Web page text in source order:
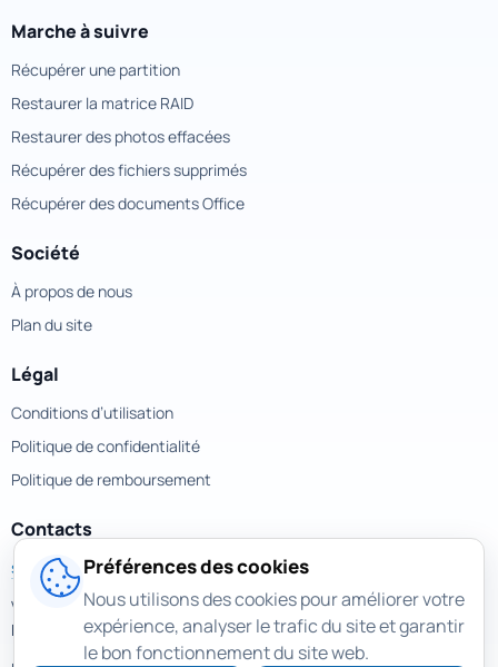
Marche à suivre
Récupérer une partition
Restaurer la matrice RAID
Restaurer des photos effacées
Récupérer des fichiers supprimés
Récupérer des documents Office
Société
À propos de nous
Plan du site
Légal
Conditions d’utilisation
Politique de confidentialité
Politique de remboursement
Contacts
support@magicuneraser.com
Velyka Vasylkivska street, 77a
Kyiv, Ukraine
Préférences des cookies
Nous utilisons des cookies pour améliorer votre
expérience, analyser le trafic du site et garantir
le bon fonctionnement du site web.